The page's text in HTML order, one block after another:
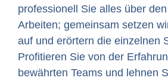
professionell Sie alles über
Arbeiten; gemeinsam setzen
auf und erörtern die einzelnen
Profitieren Sie von der
bewährten Teams und lehnen